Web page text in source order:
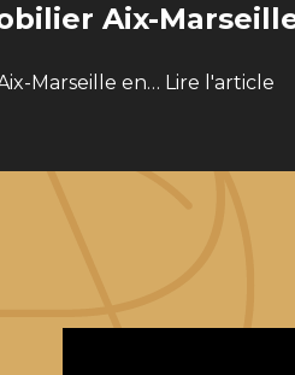
Aix-
Marseille en… Lire l'article